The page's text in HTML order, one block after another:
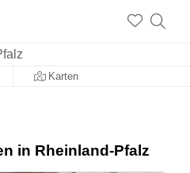
Karten
in Rheinland-Pfalz
in Rheinland-Pfalz